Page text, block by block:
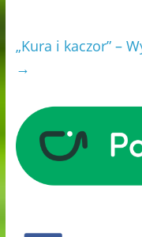
„Kura i kaczor” –
→